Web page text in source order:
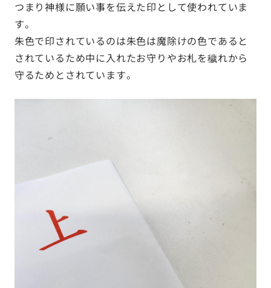
つまり神様に願い事を伝えた印として使われていま
す。
朱色で印されているのは朱色は魔除けの色であると
されているため中に入れたお守りやお札を穢れから
守るためとされています。